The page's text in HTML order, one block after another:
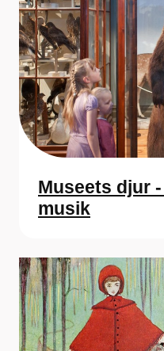
Museets djur
musik